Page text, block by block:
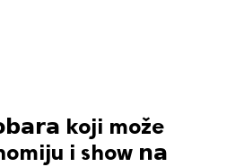
koji može
i show 𝗻𝗮